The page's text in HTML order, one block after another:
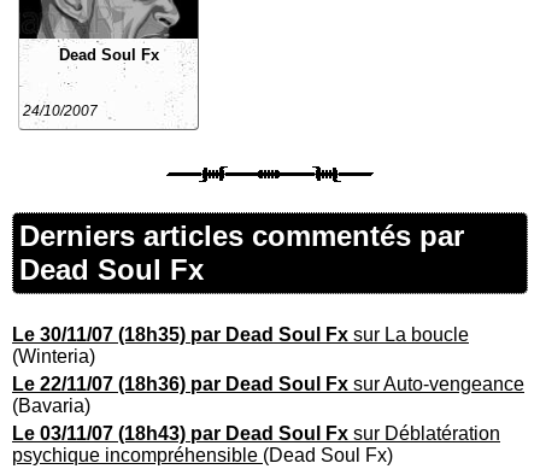
Dead Soul Fx
24/10/2007
Derniers articles commentés par
Dead Soul Fx
Le 30/11/07 (18h35) par Dead Soul Fx sur La boucle
(Winteria)
Le 22/11/07 (18h36) par Dead Soul Fx sur Auto-vengeance
(Bavaria)
Le 03/11/07 (18h43) par Dead Soul Fx sur Déblatération
psychique incompréhensible (Dead Soul Fx)